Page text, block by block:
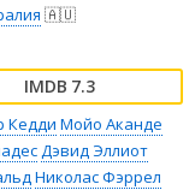
🇦🇺
7.3
Кедди Мойо Аканде
Дэвид Эллиот
Николас Фэррел